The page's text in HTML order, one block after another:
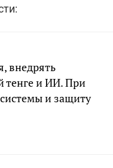
внедрять
тенге и ИИ. При
системы и защиту